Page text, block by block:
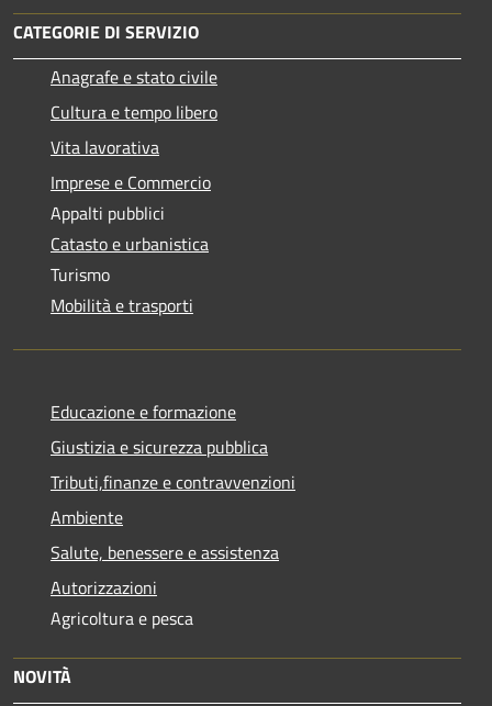
CATEGORIE DI SERVIZIO
Anagrafe e stato civile
Cultura e tempo libero
Vita lavorativa
Imprese e Commercio
Appalti pubblici
Catasto e urbanistica
Turismo
Mobilità e trasporti
Educazione e formazione
Giustizia e sicurezza pubblica
Tributi,finanze e contravvenzioni
Ambiente
Salute, benessere e assistenza
Autorizzazioni
Agricoltura e pesca
NOVITÀ